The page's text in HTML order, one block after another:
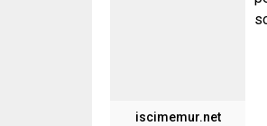
iscimemur.net